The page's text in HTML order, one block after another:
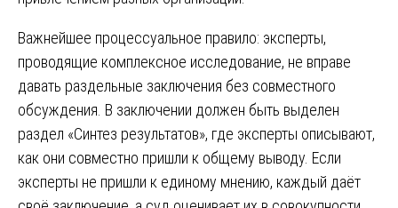
Важнейшее процессуальное правило: эксперты,
проводящие комплексное исследование, не вправе
давать раздельные заключения без совместного
обсуждения. В заключении должен быть выделен
раздел «Синтез результатов», где эксперты описывают,
как они совместно пришли к общему выводу. Если
эксперты не пришли к единому мнению, каждый даёт